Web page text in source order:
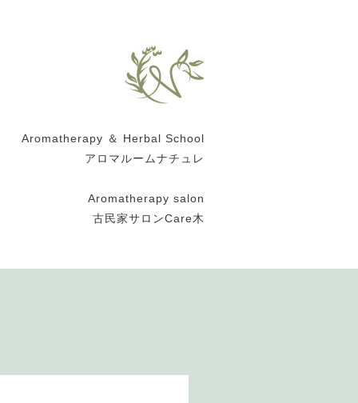
Aromatherapy ＆ Herbal School
アロマルームナチュレ
Aromatherapy salon
古民家サロンCare木